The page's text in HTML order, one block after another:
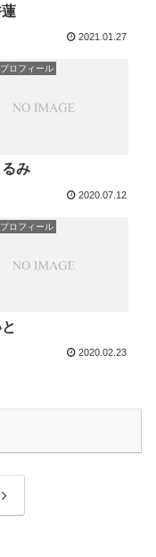
2021.01.27
ロフィール
み
2020.07.12
ロフィール
2020.02.23
次